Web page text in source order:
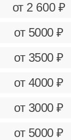
от 2 600 ₽
от 5000 ₽
от 3500 ₽
от 4000 ₽
от 3000 ₽
от 5000 ₽